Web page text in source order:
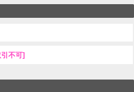
不可]